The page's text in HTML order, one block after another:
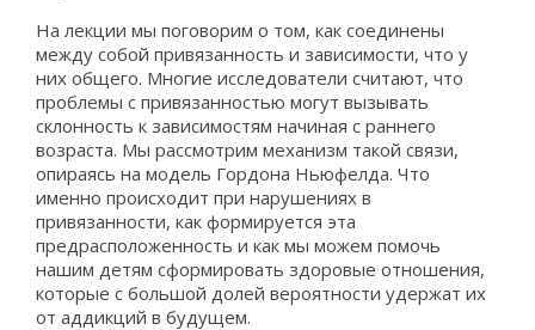
На лекции мы поговорим о том, как соединены
между собой привязанность и зависимости, что у
них общего. Многие исследователи считают, что
проблемы с привязанностью могут вызывать
склонность к зависимостям начиная с раннего
возраста. Мы рассмотрим механизм такой связи,
опираясь на модель Гордона Ньюфелда. Что
именно происходит при нарушениях в
привязанности, как формируется эта
предрасположенность и как мы можем помочь
нашим детям сформировать здоровые отношения,
которые с большой долей вероятности удержат их
от аддикций в будущем.